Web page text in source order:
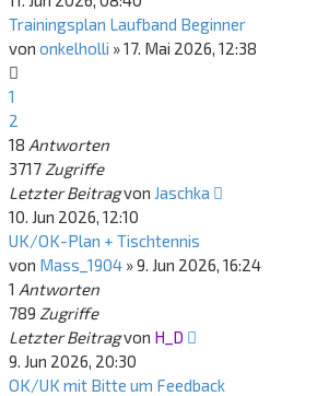
Trainingsplan Laufband Beginner
von onkelholli »17. Mai 2026, 12:38
1
2
18 Antworten
3717 Zugriffe
Letzter Beitragvon Jaschka
10. Jun 2026, 12:10
UK/OK-Plan + Tischtennis
von Mass_1904 »9. Jun 2026, 16:24
1 Antworten
789 Zugriffe
Letzter Beitragvon H_D
9. Jun 2026, 20:30
OK/UK mit Bitte um Feedback